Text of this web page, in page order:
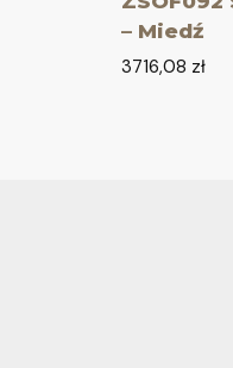
– Miedź
3716,08 zł